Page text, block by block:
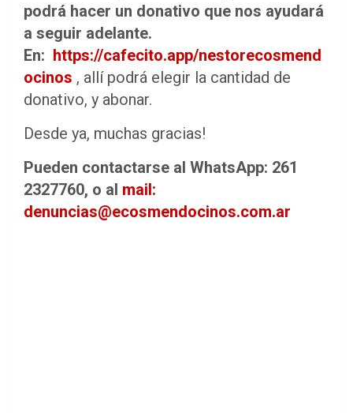
podrá hacer un donativo que nos ayudará
a seguir adelante.
En: https://cafecito.app/nestorecosmend
ocinos , allí podrá elegir la cantidad de
donativo, y abonar.
Desde ya, muchas gracias!
Pueden contactarse al WhatsApp: 261
2327760, o al mail:
denuncias@ecosmendocinos.com.ar